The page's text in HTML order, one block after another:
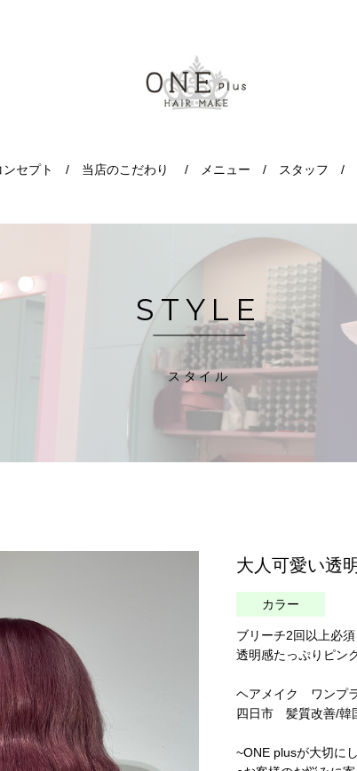
ンセプト 当店のこだわり メニュー スタッフ
STYLE
スタイル
大人可愛い透
カラー
ブリーチ2回以上必須
透明感たっぷりピン
ヘアメイク ワンプ
四日市 髪質改善/韓
~ONE plusが大切に